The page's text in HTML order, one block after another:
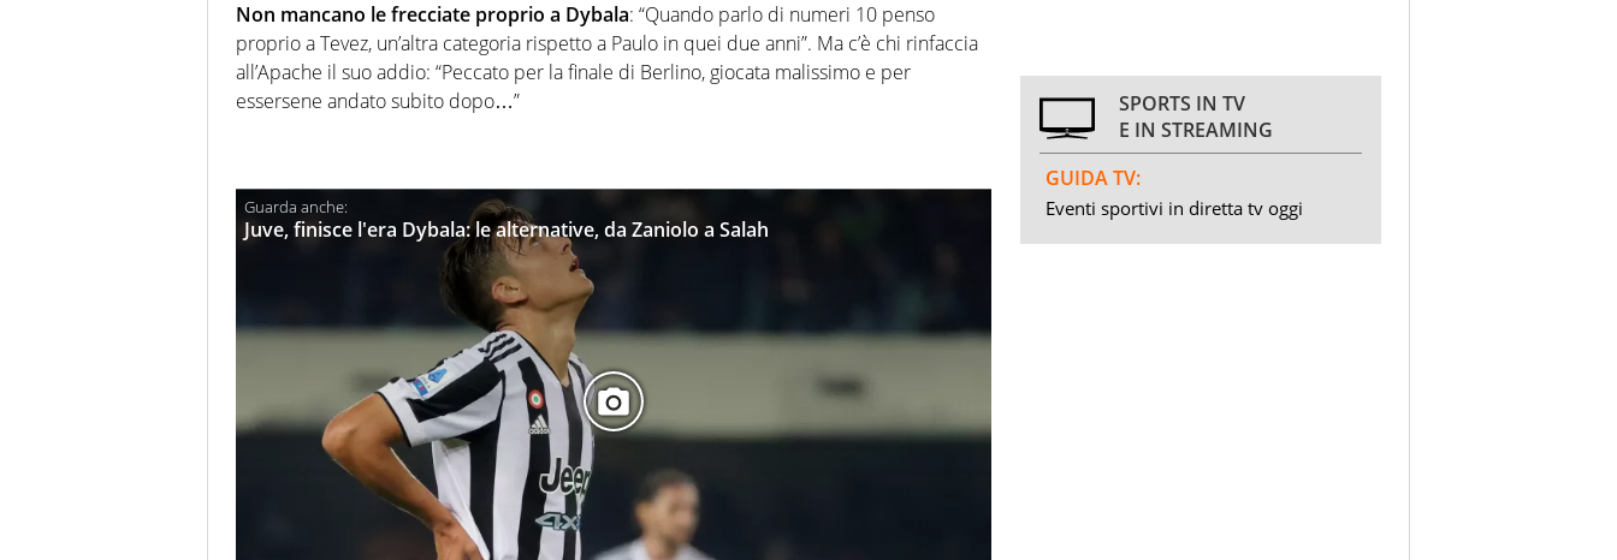
Non mancano le frecciate proprio a Dybala: “Quando parlo di numeri 10 penso
proprio a Tevez, un’altra categoria rispetto a Paulo in quei due anni”. Ma c’è chi rinfaccia
all’Apache il suo addio: “Peccato per la finale di Berlino, giocata malissimo e per
essersene andato subito dopo…”
Juve, finisce l'era Dybala: le alternative, da Zaniolo a Salah
SPORTS IN TV
E IN STREAMING
GUIDA TV:
Eventi sportivi in diretta tv oggi